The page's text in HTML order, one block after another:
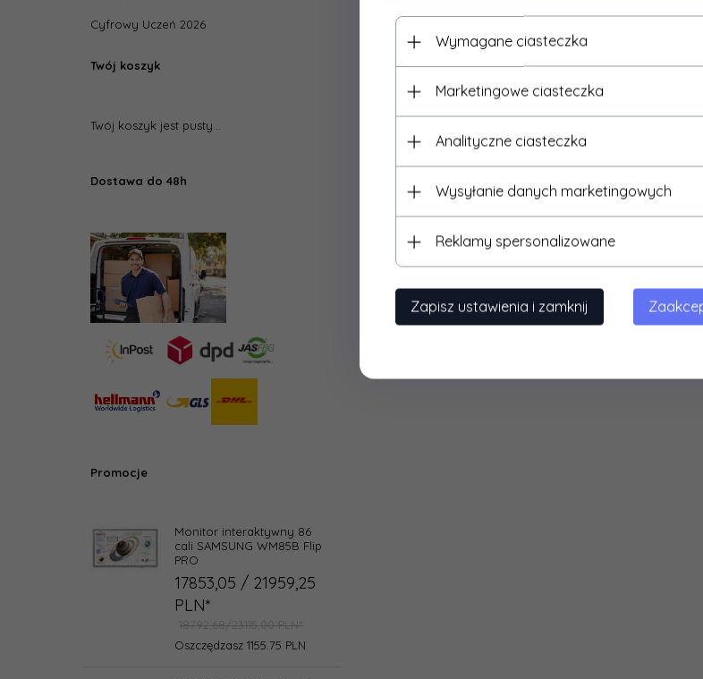
Cyfrowy Uczeń 2026
Twój koszyk
Twój koszyk jest pusty...
Dostawa do 48h
Promocje
Monitor interaktywny 86
cali SAMSUNG WM85B Flip
PRO
17853,05 / 21959,25
PLN*
18792,68/23115,00 PLN*
Oszczędzasz 1155.75 PLN
Wymagane ciasteczka
Marketingowe ciasteczka
Analityczne ciasteczka
Wysyłanie danych marketingowych
Reklamy spersonalizowane
Zapisz ustawienia i zamknij